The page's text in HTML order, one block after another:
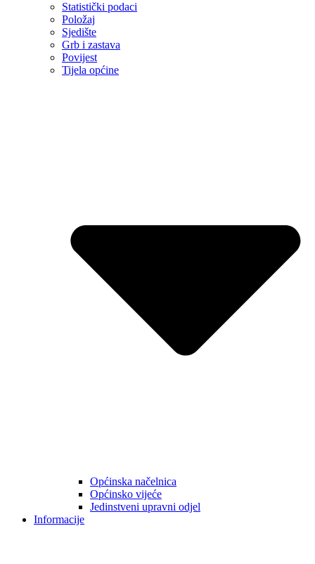
Statistički podaci
Položaj
Sjedište
Grb i zastava
Povijest
Tijela općine
Općinska načelnica
Općinsko vijeće
Jedinstveni upravni odjel
Informacije